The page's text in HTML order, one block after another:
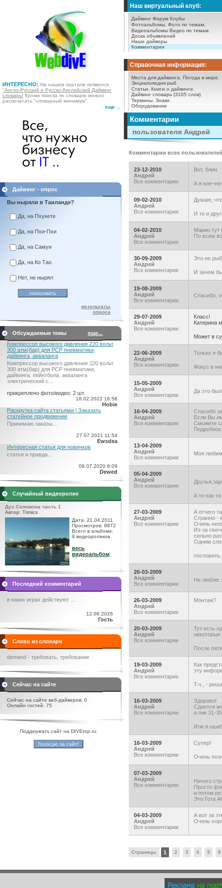
ИНТЕРЕСНО: На нашем портале появился
"Англо-Русский и Русско-Английский Дайвинг
словарь! Кроме поиска по словарю можно
распечатать "словарный минимум".
еще ...
Наш виртуальный клуб:
Дайвинг Форум Клубы
Фотоальбомы. Фото по темам.
Видеоальбомы Видео по темам.
Доска объявлений
Наши дайверы
Комментарии
Справочная информация:
Места для дайвинга.
Погода в мире.
Энциклопедия рыб
Статьи.
Книги о дайвинге.
Дайвинг словарь (3165 слов)
Термины. Знаки.
Оборудование
Дайвинг - опрос
Вы ныряли в Таиланде?
Да, на Пхукете
Да, на Пхи-Пхи
Да, на Самуи
Да, на Ко Тао
Нет, не нырял
результаты
опроса
Обсуждаемые темы
еще...
Компрессор высокого давления 220 вольт
300 атм(бар) для PCP пневматики,
дайвинга, акваланга
Компрессор высокого давления 220 вольт
300 атм(бар) для PCP пневматики,
дайвинга, пейнтбола, акваланга
электрический c...
прикреплено фото/видео: 2 шт.
18.02.2022 16:58
Hobie
Раскрутка сайта статьями | Заказать
статейное продвижение
Принимаю заказы...
27.07.2021 11:54
Ewsdea
Интересная статья для новичков
статья и правда...
08.07.2020 8:09
Dewed
Случайный видеоролик
Дух Соломона часть 1
Автор: Trimics
Дата: 21.04.2011
Просмотров: 8872
Всего в альбоме:
9 видеороликов
весь
видеоальбом
Последний комментарий
в каких играх действуют ...
12.06.2026
Гость
Слово из словаря
demand - требовать, требование
Сейчас на сайте
Сейчас на сайте веб-дайверов: 0
Онлайн гостей: 75
Поддержать сайт на DIVEtop.ru:
Комментарии
пользователя Андрей
Комментарии всех
23-12-2010
Андрей
Все комментарии
Вот, блин.
А я кое-
09-02-2010
Андрей
Все комментарии
Думаю,
И те и
04-02-2010
Андрей
Все комментарии
Марио тут
По всем
30-09-2009
Андрей
Все комментарии
Это не
И зачем
19-08-2009
Андрей
Все комментарии
Спасибо,
29-07-2009
Андрей
Все комментарии
Класс!
Катерина
Может в
22-06-2009
Андрей
Все комментарии
Только я
Фокус в
15-05-2009
Андрей
Все комментарии
Да это
16-04-2009
Андрей
Все комментарии
Спасибо
Если Вы
Сможете
13-04-2009
Андрей
Все комментарии
Моя
05-04-2009
Андрей
Все комментарии
А то как-
27-03-2009
Андрей
Все комментарии
А отчего
Странно -
Очень
Из-за
сильно
Одним
26-03-2009
Андрей
Все комментарии
Не люблю
26-03-2009
Андрей
Все комментарии
Монтаж?
20-03-2009
Андрей
Все комментарии
Тут есть
некоторые
После
19-03-2009
Андрей
Все комментарии
Как
эту
Т.ч., -
16-03-2009
Андрей
Все комментарии
Здорово!
Сдается
а пик 31-
Или я
16-03-2009
Андрей
Все комментарии
Супер!
Очень
07-03-2009
Андрей
Все комментарии
Ничего
Просто
и потом
Это Гота
04-03-2009
Андрей
Все комментарии
А вот за
Очень
Страницы: 1 2 3 4 5 6